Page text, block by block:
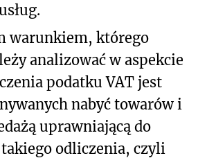
warunkiem, którego
analizować w aspekcie
podatku VAT jest
nabyć towarów i
uprawniającą do
odliczenia, czyli